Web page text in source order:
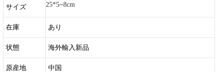
サイズ 25*5~8cm
在庫 あり
状態 海外輸入新品
原産地 中国